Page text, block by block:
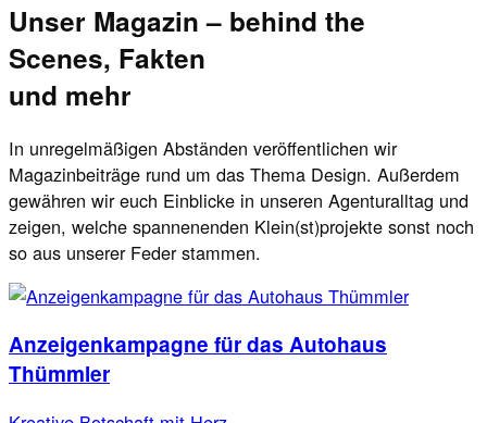
Unser Magazin – behind the
Scenes, Fakten
und mehr
In unregelmäßigen Abständen veröffentlichen wir
Magazinbeiträge rund um das Thema Design. Außerdem
gewähren wir euch Einblicke in unseren Agenturalltag und
zeigen, welche spannenenden Klein(st)projekte sonst noch
so aus unserer Feder stammen.
Anzeigenkampagne für das Autohaus
Thümmler